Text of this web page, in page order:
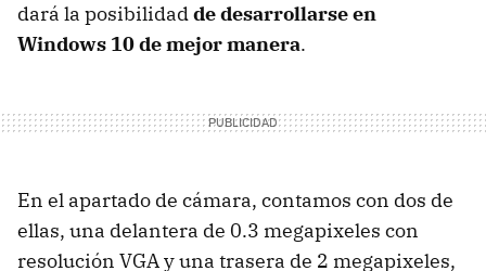
dará la posibilidadde desarrollarse en
Windows 10 de mejor manera.
En el apartado de cámara, contamos con dos de
ellas, una delantera de 0.3 megapixeles con
resolución VGA y una trasera de 2 megapixeles,